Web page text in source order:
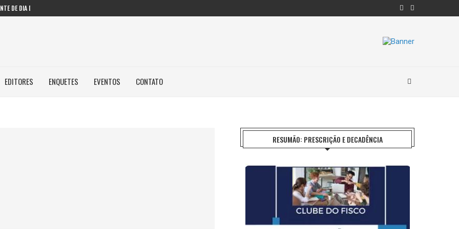
DE DIA DOS...
EDITORES ENQUETES EVENTOS CONTATO
RESUMÃO: PRESCRIÇÃO E DECADÊNCIA